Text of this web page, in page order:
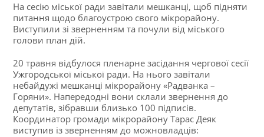
На сесію міської ради завітали мешканці, щоб підняти
питання щодо благоустрою свого мікрорайону.
Виступили зі зверненням та почули від міського
голови план дій.
20 травня відбулося пленарне засідання чергової сесії
Ужгородської міської ради. На нього завітали
небайдужі мешканці мікрорайону «Радванка –
Горяни». Напередодні вони склали звернення до
депутатів, зібравши близько 100 підписів.
Координатор громади мікрорайону Тарас Деяк
виступив із зверненням до можновладців: